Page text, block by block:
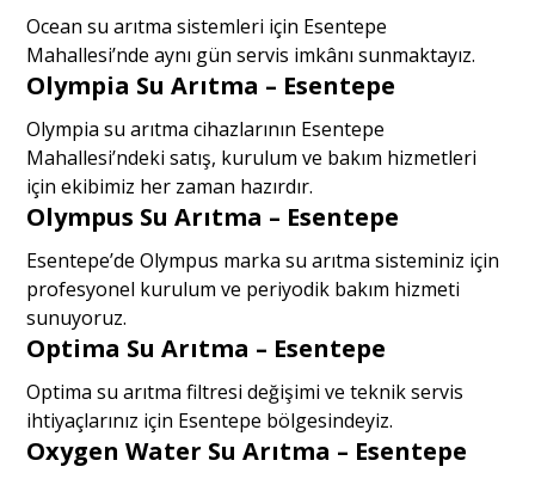
Ocean su arıtma sistemleri için Esentepe
Mahallesi’nde aynı gün servis imkânı sunmaktayız.
Olympia Su Arıtma – Esentepe
Olympia su arıtma cihazlarının Esentepe
Mahallesi’ndeki satış, kurulum ve bakım hizmetleri
için ekibimiz her zaman hazırdır.
Olympus Su Arıtma – Esentepe
Esentepe’de Olympus marka su arıtma sisteminiz için
profesyonel kurulum ve periyodik bakım hizmeti
sunuyoruz.
Optima Su Arıtma – Esentepe
Optima su arıtma filtresi değişimi ve teknik servis
ihtiyaçlarınız için Esentepe bölgesindeyiz.
Oxygen Water Su Arıtma – Esentepe